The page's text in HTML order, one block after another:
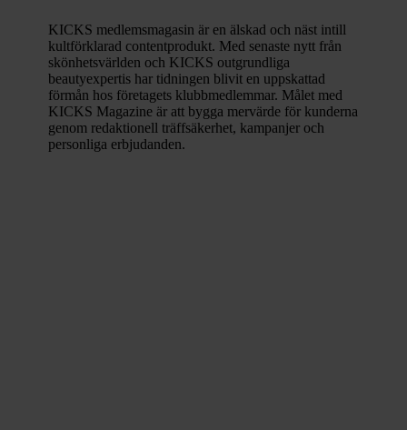
KICKS medlemsmagasin är en älskad och näst intill
kultförklarad contentprodukt. Med senaste nytt från
skönhetsvärlden och KICKS outgrundliga
beautyexpertis har tidningen blivit en uppskattad
förmån hos företagets klubbmedlemmar. Målet med
KICKS Magazine är att bygga mervärde för kunderna
genom redaktionell träffsäkerhet, kampanjer och
personliga erbjudanden.